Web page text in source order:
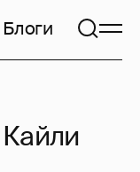
Блоги